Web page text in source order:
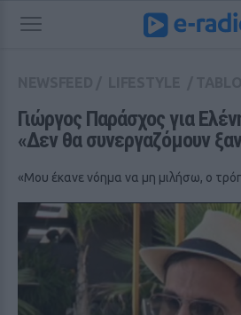
Γιώργος Παράσχος για
«Δεν θα συνεργαζόμουν
«Μου έκανε νόημα να μη μιλήσω, ο